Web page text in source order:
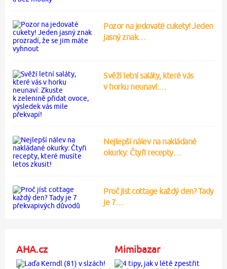
Pozor na jedovaté cukety! Jeden
jasný znak…
Svěží letní saláty, které vás
v horku neunaví:…
Nejlepší nálev na nakládané
okurky: Čtyři recepty…
Proč jíst cottage každý den? Tady
je 7…
AHA.cz Mimibazar